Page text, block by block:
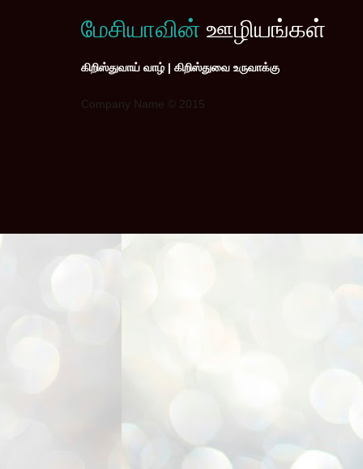
மேசியாவின் ஊழியங்கள்
கிறிஸ்துவாய் வாழ் | கிறிஸ்துவை உருவாக்கு
Company Name © 2015